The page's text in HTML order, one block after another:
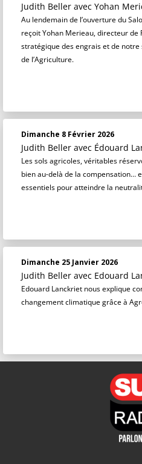
Judith Beller avec Yohan
Au lendemain de l’ouverture du
reçoit Yohan Merieau, directeur de
stratégique des engrais et de
de l’Agriculture.
Dimanche 8 Février 2026
Judith Beller avec Édouard
Les sols agricoles, véritables
bien au-delà de la compensation…
essentiels pour atteindre la
Dimanche 25 Janvier 2026
Judith Beller avec Edouard
Edouard Lanckriet nous explique
changement climatique grâce à